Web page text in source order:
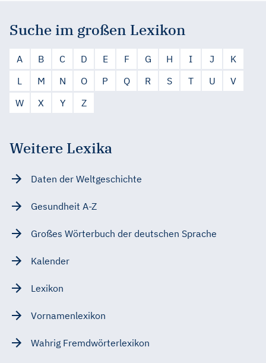
Suche im großen Lexikon
A B C D E F G H I J
K
L
M N O P Q R S T U
V
W
X Y Z
Weitere Lexika
Daten der Weltgeschichte
Gesundheit A-Z
Großes Wörterbuch der deutschen Sprache
Kalender
Lexikon
Vornamenlexikon
Wahrig Fremdwörterlexikon